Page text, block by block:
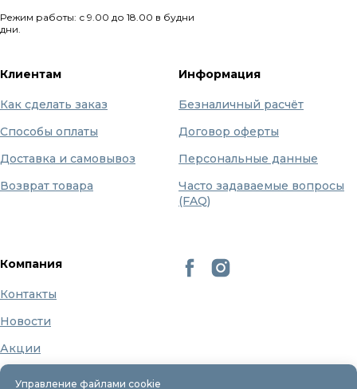
Управление файлами cookie
Режим работы: с 9.00 до 18.00 в будни
дни.
Клиентам
Как сделать заказ
Способы оплаты
Доставка и самовывоз
Возврат товара
Информация
Безналичный расчёт
Договор оферты
Персональные данные
Часто задаваемые вопросы
(FAQ)
Компания
Контакты
Новости
Акции
Бренды